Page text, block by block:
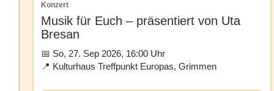
Konzert
Musik für Euch – präsentiert von Uta
Bresan
So, 27. Sep 2026, 16:00 Uhr
Kulturhaus Treffpunkt Europas, Grimmen